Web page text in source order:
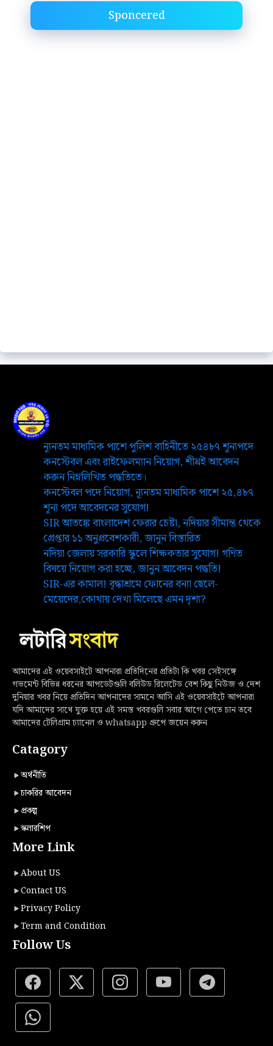
Sponcered
ন্যূনতম মাধ্যমিক পাশে পুলিশ বাহিনীতে ২৫৪৮৭ শূন্যপদে
কনস্টেবল এবং রাইফেলম্যান নিয়োগ, শীঘ্রই আবেদন
করুন নিম্নলিখিত পদ্ধতিতে।
কনস্টেবল পদে নিয়োগ, ন্যূনতম মাধ্যমিক পাশে ২৫,৪৮৭
শূন্য পদে আবেদনের সুযোগ!
SIR আতঙ্কে বাংলাদেশ ফেরার চেষ্টা, নদিয়ার সীমান্ত থেকে
গ্রেপ্তার ১১ অনুপ্রবেশকারী, জানুন বিস্তারিত
নদিয়া জেলায় সরকারি স্কুলে শিক্ষকতার সুযোগ! গণিত
বিষয়ে নিয়োগ করা হচ্ছে, জানুন আবেদন পদ্ধতি!
SIR-এর কামাল! বৃদ্ধাশ্রমে ফোনের বন্যা ছেলে-
মেয়েদের,কোথায় দেখা মিলেছে এমন দৃশ্য?
আমাদের এই ওয়েবসাইটে আপনারা প্রতিদিনের প্রতিটা কি খবর সেইসঙ্গে
গভমেন্ট বিভিন্ন ধরনের আপডেটগুলি বলিউড রিলেটেড বেশ কিছু নিউজ ও দেশ
দুনিয়ার খবর নিয়ে প্রতিদিন আপনাদের সামনে আসি এই ওয়েবসাইটে আপনারা
যদি আমাদের সাথে যুক্ত হয়ে এই সমস্ত খবরগুলি সবার আগে পেতে চান তবে
আমাদের টেলিগ্রাম চ্যানেল ও whatsapp গ্রুপে জয়েন করুন
Catagory
অর্থনীতি
চাকরির আবেদন
প্রকল্প
স্কলারশিপ
More Link
About US
Contact US
Privacy Policy
Term and Condition
Follow Us